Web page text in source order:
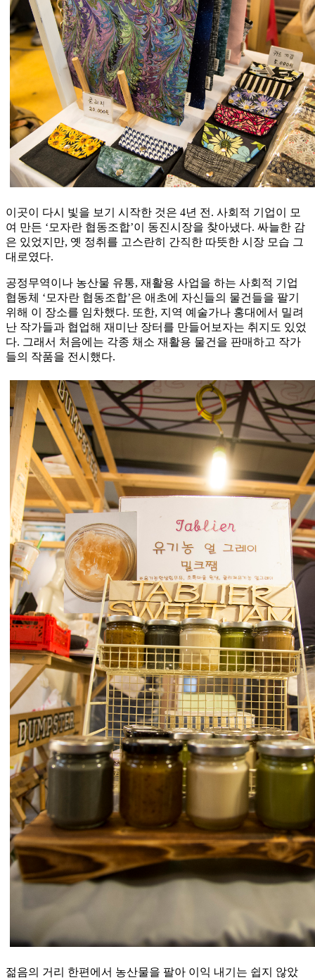
이곳이 다시 빛을 보기 시작한 것은 4년 전. 사회적 기업이 모
여 만든 ‘모자란 협동조합’이 동진시장을 찾아냈다. 싸늘한 감
은 있었지만, 옛 정취를 고스란히 간직한 따뜻한 시장 모습 그
대로였다.
공정무역이나 농산물 유통, 재활용 사업을 하는 사회적 기업
협동체 ‘모자란 협동조합’은 애초에 자신들의 물건들을 팔기
위해 이 장소를 임차했다. 또한, 지역 예술가나 홍대에서 밀려
난 작가들과 협업해 재미난 장터를 만들어보자는 취지도 있었
다. 그래서 처음에는 각종 채소 재활용 물건을 판매하고 작가
들의 작품을 전시했다.
젊음의 거리 한편에서 농산물을 팔아 이익 내기는 쉽지 않았